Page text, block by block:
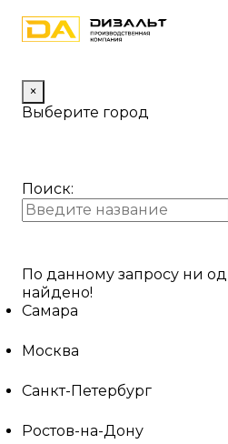
×
Выберите город
Поиск:
По данному запросу ни
найдено!
Самара
Москва
Санкт-Петербург
Ростов-на-Дону